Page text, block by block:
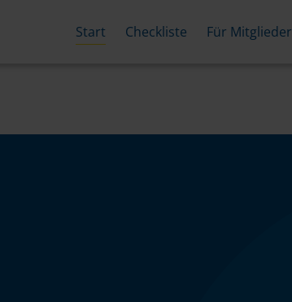
Start Checkliste Für Mitglieder